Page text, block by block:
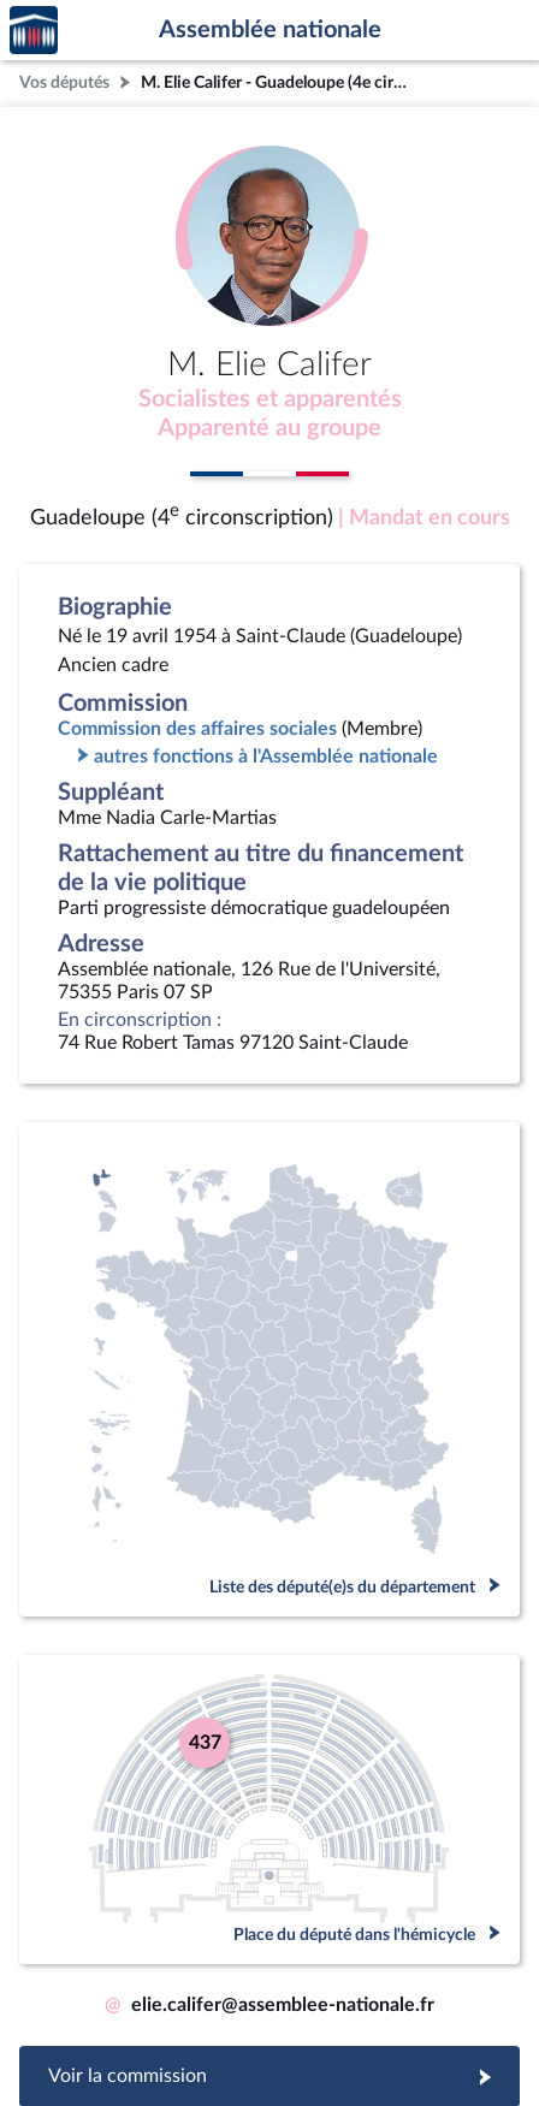
Aller au contenu
Aller en bas de la page
Accèder
à la
page
d'accueil
Assemblée nationale
Vos députés M. Elie Califer - Guadeloupe (4e circonscription)
M. Elie Califer
Socialistes et apparentés
Apparenté au groupe
Guadeloupe (4ecirconscription) | Mandat en cours
Biographie
Né le 19 avril 1954 à Saint-Claude (Guadeloupe)
Ancien cadre
Commission
Commission des affaires sociales (Membre)
autres fonctions à l'Assemblée nationale
Suppléant
Mme Nadia Carle-Martias
Rattachement au titre du financement
de la vie politique
Parti progressiste démocratique guadeloupéen
Adresse
Assemblée nationale, 126 Rue de l'Université,
75355 Paris 07 SP
En circonscription :
74 Rue Robert Tamas 97120 Saint-Claude
Liste des député(e)s du département
437
Place du député dans l'hémicycle
@ elie.califer@assemblee-nationale.fr
Voir la commission